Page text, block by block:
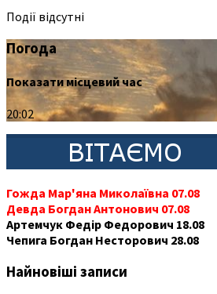
Події відсутні
Погода
Показати місцевий час
20:02
Гожда Мар'яна Миколаївна 07.08
Девда Богдан Антонович 07.08
Артемчук Федір Федорович 18.08
Чепига Богдан Несторович 28.08
Найновіші записи